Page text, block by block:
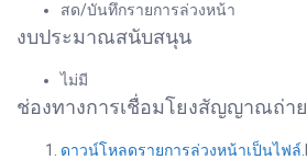
สด/บันทึกรายการล่วงหน้า
งบประมาณสนับสนุน
ไม่มี
ช่องทางการเชื่อมโยงสัญญาณถ่า
ดาวน์โหลดรายการล่วงหน้าเป็นไฟล์